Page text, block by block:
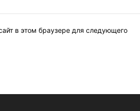
в этом браузере для следующего